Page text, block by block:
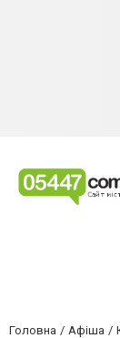
Головна Афіша